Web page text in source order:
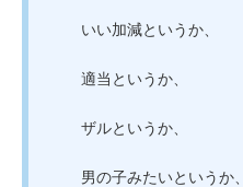
いい加減というか、
適当というか、
ザルというか、
男の子みたいというか、